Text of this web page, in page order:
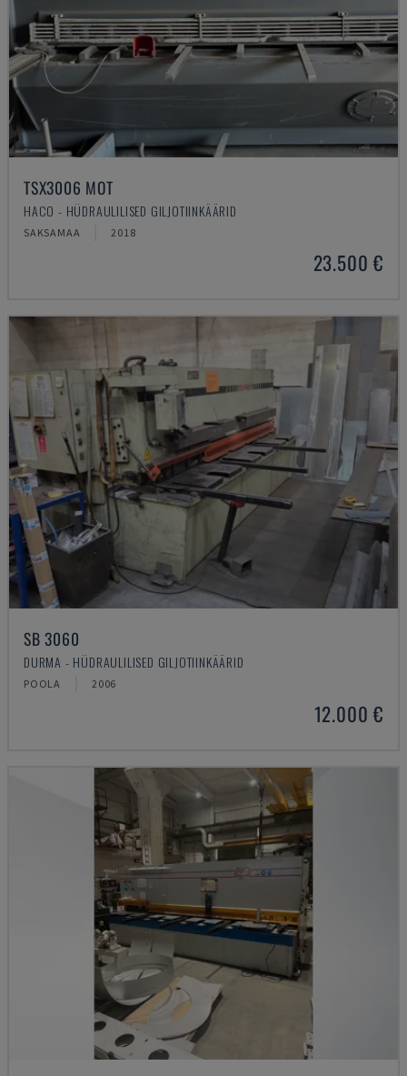
TSX3006 MOT
HACO - HÜDRAULILISED GILJOTIINKÄÄRID
SAKSAMAA 2018
23.500 €
SB 3060
DURMA - HÜDRAULILISED GILJOTIINKÄÄRID
POOLA 2006
12.000 €